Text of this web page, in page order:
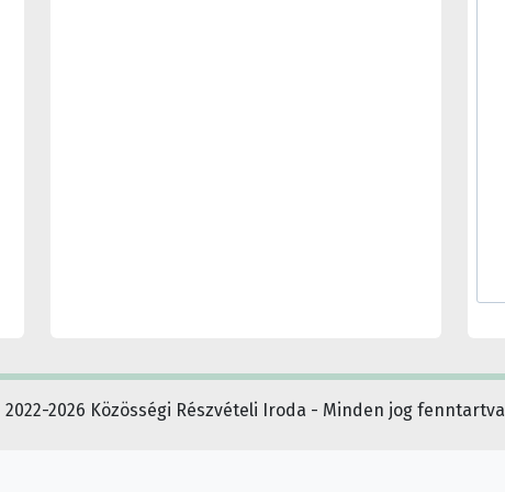
2026 Közösségi Részvételi Iroda - Minden jog fenntartva